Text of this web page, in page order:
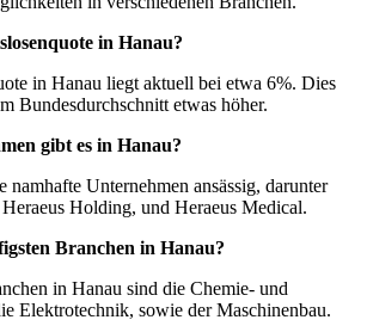
in Hanau?
in Hanau liegt aktuell bei etwa 6%. Dies
Bundesdurchschnitt etwas höher.
gibt es in Hanau?
namhafte Unternehmen ansässig, darunter
Holding, und Heraeus Medical.
Branchen in Hanau?
in Hanau sind die Chemie- und
Elektrotechnik, sowie der Maschinenbau.